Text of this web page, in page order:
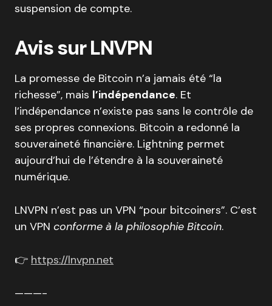
suspension de compte.
Avis sur LNVPN
La promesse de Bitcoin n’a jamais été “la
richesse”, mais l’indépendance. Et
l’indépendance n’existe pas sans le contrôle de
ses propres connexions. Bitcoin a redonné la
souveraineté financière. Lightning permet
aujourd’hui de l’étendre à la souveraineté
numérique.
LNVPN n’est pas un VPN “pour bitcoiners”. C’est
un VPN conforme à la philosophie Bitcoin.
👉 https://lnvpn.net
———-